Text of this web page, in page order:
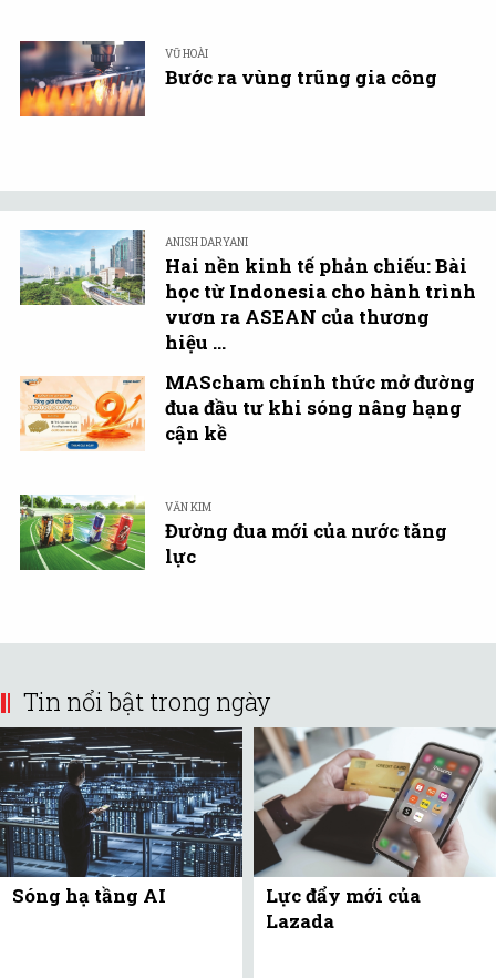
VŨ HOÀI
Bước ra vùng trũng gia công
ANISH DARYANI
Hai nền kinh tế phản chiếu: Bài
học từ Indonesia cho hành trình
vươn ra ASEAN của thương
hiệu ...
MAScham chính thức mở đường
đua đầu tư khi sóng nâng hạng
cận kề
VĂN KIM
Đường đua mới của nước tăng
lực
Tin nổi bật trong ngày
Sóng hạ tầng AI
Lực đẩy mới của
Lazada